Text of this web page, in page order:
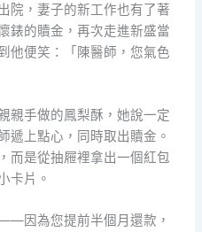
院，妻子的新工作也有了著
錶的贖金，再次走進新盛當
他便笑：「陳醫師，您氣色
親手做的鳳梨酥，她說一定
遞上點心，同時取出贖金。
而是從抽屜裡拿出一個紅包
卡片。
因為您提前半個月還款，